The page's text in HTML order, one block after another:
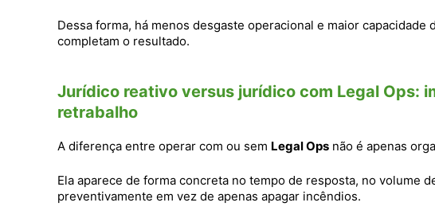
Dessa forma, há menos desgaste operacional e maior
completam o resultado.
Jurídico reativo versus jurídico com Legal Ops:
retrabalho
A diferença entre operar com ou sem Legal Ops não é apenas
Ela aparece de forma concreta no tempo de resposta, no volume
preventivamente em vez de apenas apagar incêndios.